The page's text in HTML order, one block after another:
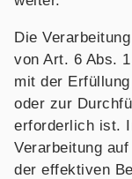
Die
von Art. 6 Abs.
mit der
oder zur
erforderlich ist.
Verarbeitung
der effektiven